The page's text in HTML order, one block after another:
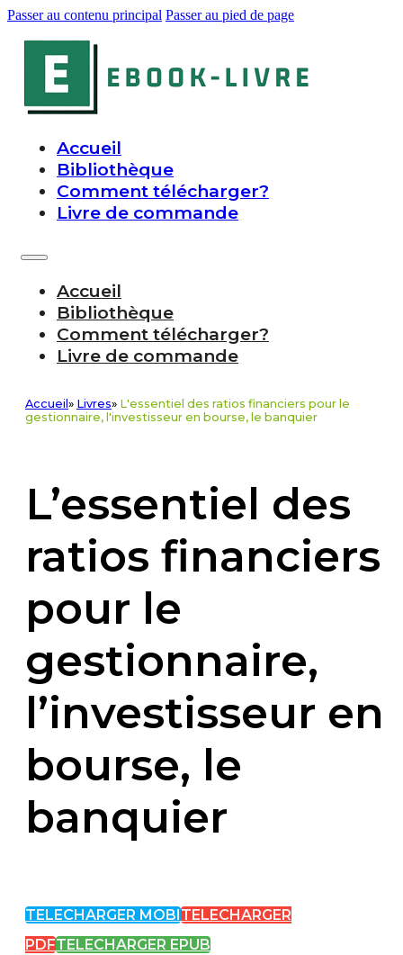
Passer au contenu principal Passer au pied de page
Accueil
Bibliothèque
Comment télécharger?
Livre de commande
Accueil
Bibliothèque
Comment télécharger?
Livre de commande
Accueil » Livres» L'essentiel des ratios financiers pour le
gestionnaire, l'investisseur en bourse, le banquier
L’essentiel des
ratios financiers
pour le
gestionnaire,
l’investisseur en
bourse, le
banquier
TELECHARGER MOBI TELECHARGER
PDFTELECHARGER EPUB